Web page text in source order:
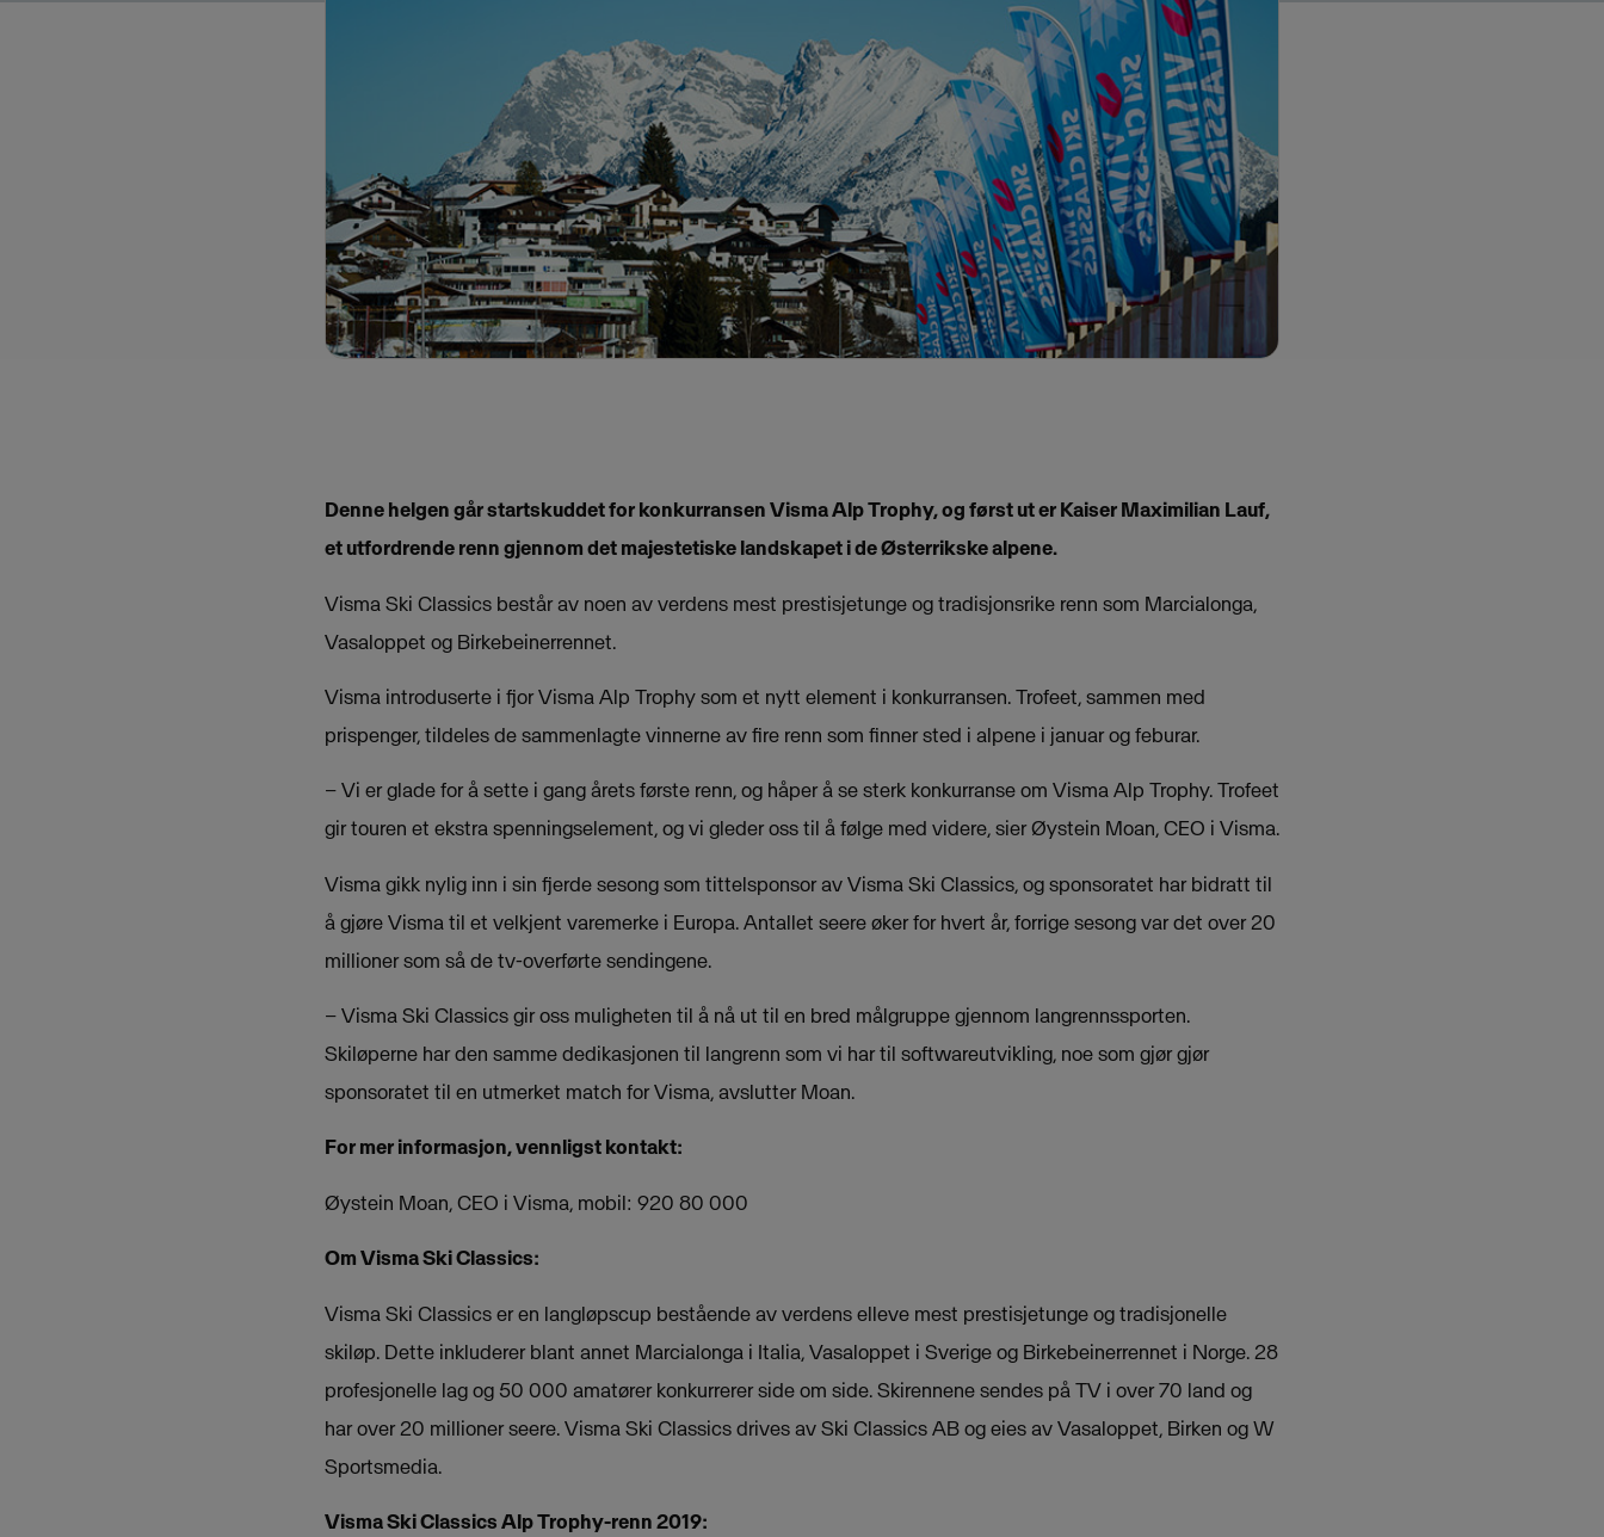
Denne helgen går startskuddet for konkurransen Visma Alp Trophy, og først ut er Kaiser Maximilian Lauf,
et utfordrende renn gjennom det majestetiske landskapet i de Østerrikske alpene.
Visma Ski Classics består av noen av verdens mest prestisjetunge og tradisjonsrike renn som Marcialonga,
Vasaloppet og Birkebeinerrennet.
Visma introduserte i fjor Visma Alp Trophy som et nytt element i konkurransen. Trofeet, sammen med
prispenger, tildeles de sammenlagte vinnerne av fire renn som finner sted i alpene i januar og feburar.
– Vi er glade for å sette i gang årets første renn, og håper å se sterk konkurranse om Visma Alp Trophy. Trofeet
gir touren et ekstra spenningselement, og vi gleder oss til å følge med videre, sier Øystein Moan, CEO i Visma.
Visma gikk nylig inn i sin fjerde sesong som tittelsponsor av Visma Ski Classics, og sponsoratet har bidratt til
å gjøre Visma til et velkjent varemerke i Europa. Antallet seere øker for hvert år, forrige sesong var det over 20
millioner som så de tv-overførte sendingene.
– Visma Ski Classics gir oss muligheten til å nå ut til en bred målgruppe gjennom langrennssporten.
Skiløperne har den samme dedikasjonen til langrenn som vi har til softwareutvikling, noe som gjør gjør
sponsoratet til en utmerket match for Visma, avslutter Moan.
For mer informasjon, vennligst kontakt:
Øystein Moan, CEO i Visma, mobil: 920 80 000
Om Visma Ski Classics:
Visma Ski Classics er en langløpscup bestående av verdens elleve mest prestisjetunge og tradisjonelle
skiløp. Dette inkluderer blant annet Marcialonga i Italia, Vasaloppet i Sverige og Birkebeinerrennet i Norge. 28
profesjonelle lag og 50 000 amatører konkurrerer side om side. Skirennene sendes på TV i over 70 land og
har over 20 millioner seere. Visma Ski Classics drives av Ski Classics AB og eies av Vasaloppet, Birken og W
Sportsmedia.
Visma Ski Classics Alp Trophy-renn 2019: